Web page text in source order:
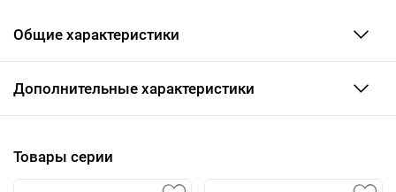
Общие характеристики
Дополнительные характеристики
Товары серии